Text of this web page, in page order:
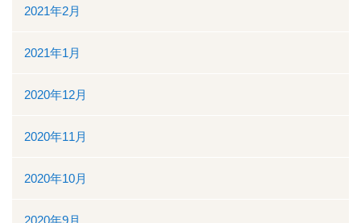
2021年2月
2021年1月
2020年12月
2020年11月
2020年10月
2020年9月